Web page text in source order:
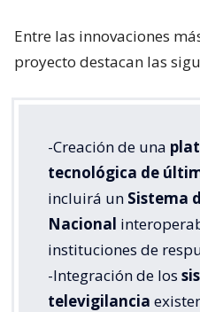
Entre las innovaciones
proyecto destacan las
-Creación de una
tecnológica de
incluirá un Sistema
Nacional
instituciones de
-Integración de los
televigilancia